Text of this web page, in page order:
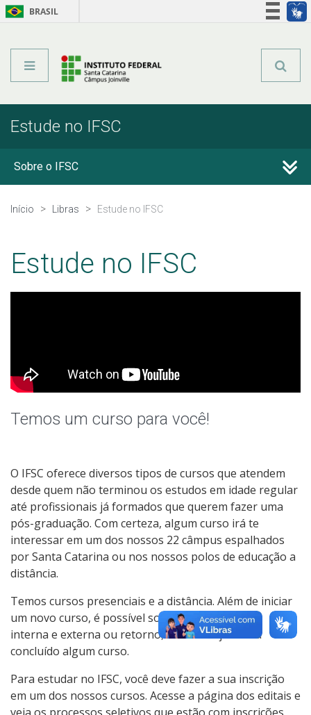
BRASIL
Estude no IFSC
Sobre o IFSC
Estude no IFSC
Início Libras Estude no IFSC
Estude no IFSC
Temos um curso para você!
O IFSC oferece diversos tipos de cursos que atendem
desde quem não terminou os estudos em idade regular
até profissionais já formados que querem fazer uma
pós-graduação. Com certeza, algum curso irá te
interessar em um dos nossos 22 câmpus espalhados
por Santa Catarina ou nos nossos polos de educação a
distância.
Temos cursos presenciais e a distância. Além de iniciar
um novo curso, é possível solicitar transferência
interna e externa ou retorno, caso você já tenha
concluído algum curso.
Para estudar no IFSC, você deve fazer a sua inscrição
em um dos nossos cursos. Acesse a página dos editais e